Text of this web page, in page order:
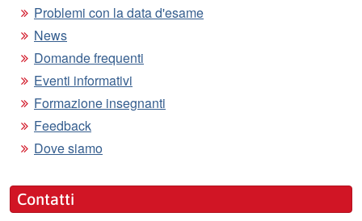
Problemi con la data d'esame
News
Domande frequenti
Eventi informativi
Formazione insegnanti
Feedback
Dove siamo
Contatti